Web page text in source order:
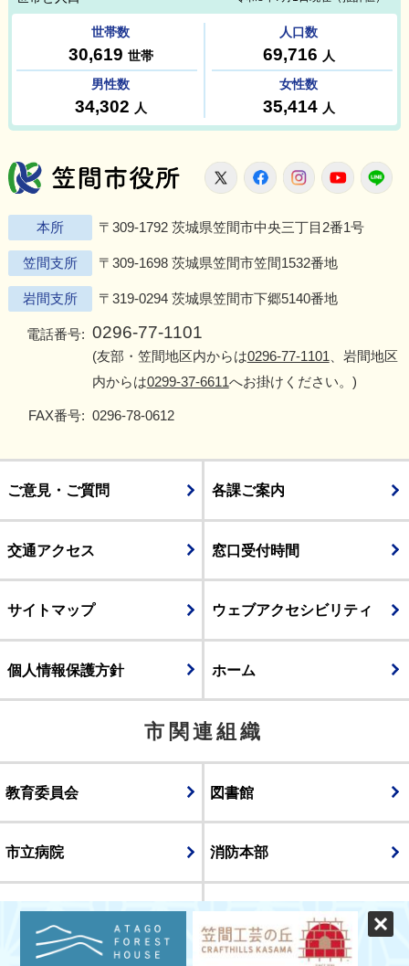
笠間市役所
X FacebookInstagram
本所 〒309-1792 茨城県笠間市中央三丁目2番1号
笠間支所 〒309-1698 茨城県笠間市笠間1532番地
岩間支所 〒319-0294 茨城県笠間市下郷5140番地
電話番号: 0296-77-1101
(友部・笠間地区内からは0296-77-1101 、岩間地区
内からは0299-37-6611へお掛けください。)
FAX番号: 0296-78-0612
ご意見・ご質問 各課ご案内
交通アクセス 窓口受付時間
サイトマップ ウェブアクセシビリティ
個人情報保護方針 ホーム
市関連組織
教育委員会 図書館
市立病院 消防本部
議会